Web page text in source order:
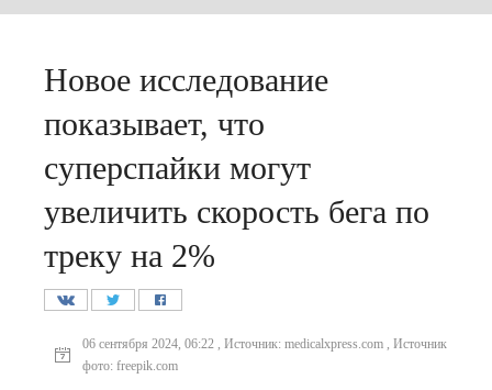
Новое исследование
показывает, что
суперспайки могут
увеличить скорость бега по
треку на 2%
06 сентября 2024, 06:22 , Источник: medicalxpress.com , Источник
фото: freepik.com